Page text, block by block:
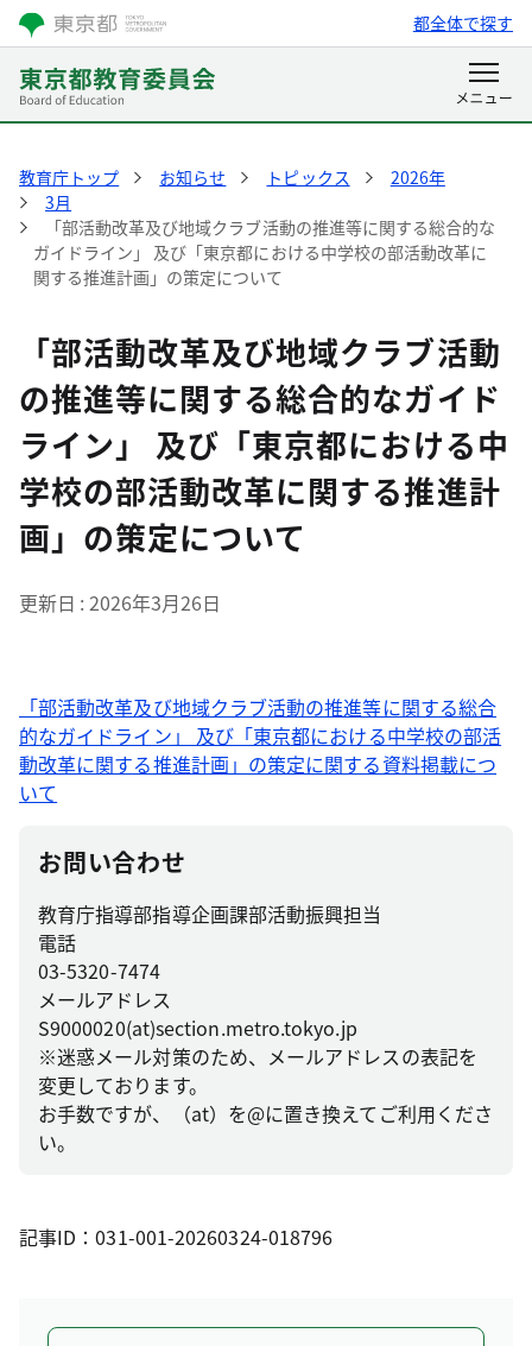
都全体で探す
教育庁トップ お知らせ トピックス
2026年
3月
「部活動改革及び地域クラブ活動の推進等に関する総合的な
ガイドライン」 及び「東京都における中学校の部活動改革に
関する推進計画」の策定について
「部活動改革及び地域クラブ活動
の推進等に関する総合的なガイド
ライン」 及び「東京都における中
学校の部活動改革に関する推進計
画」の策定について
更新日 2026年3月26日
「部活動改革及び地域クラブ活動の推進等に関する総合
的なガイドライン」 及び「東京都における中学校の部活
動改革に関する推進計画」の策定に関する資料掲載につ
いて
お問い合わせ
教育庁指導部指導企画課部活動振興担当
電話
03-5320-7474
メールアドレス
S9000020(at)section.metro.tokyo.jp
※迷惑メール対策のため、メールアドレスの表記を
変更しております。
お手数ですが、（at）を@に置き換えてご利用くださ
い。
記事ID：031-001-20260324-018796